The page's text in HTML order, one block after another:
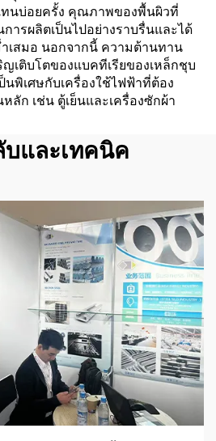
ทนบ่อยครั้ง คุณภาพของพื้นผิวที่
ารผลิตเป็นไปอย่างราบรื่นและได้
สมอ นอกจากนี้ ความต้านทาน
เติบโตของแบคทีเรียของเหล็กชุบ
นพิเศษกับเครื่องใช้ไฟฟ้าที่ต้อง
ลัก เช่น ตู้เย็นและเครื่องซักผ้า
บและเทคนิค